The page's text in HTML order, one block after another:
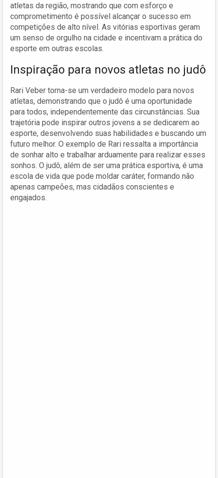
atletas da região, mostrando que com esforço e
comprometimento é possível alcançar o sucesso em
competições de alto nível. As vitórias esportivas geram
um senso de orgulho na cidade e incentivam a prática do
esporte em outras escolas.
Inspiração para novos atletas no judô
Rari Veber torna-se um verdadeiro modelo para novos
atletas, demonstrando que o judô é uma oportunidade
para todos, independentemente das circunstâncias. Sua
trajetória pode inspirar outros jovens a se dedicarem ao
esporte, desenvolvendo suas habilidades e buscando um
futuro melhor. O exemplo de Rari ressalta a importância
de sonhar alto e trabalhar arduamente para realizar esses
sonhos. O judô, além de ser uma prática esportiva, é uma
escola de vida que pode moldar caráter, formando não
apenas campeões, mas cidadãos conscientes e
engajados.